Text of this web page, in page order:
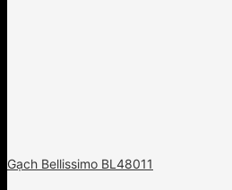
Gạch Bellissimo BL48011